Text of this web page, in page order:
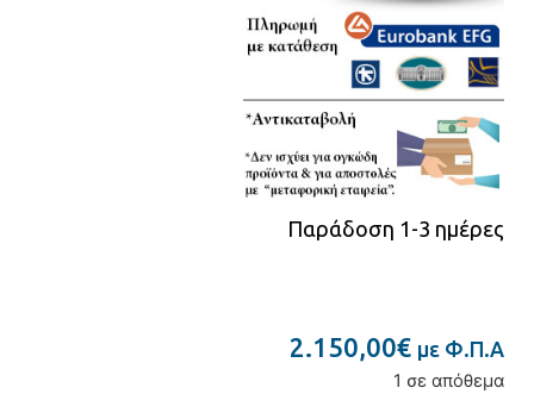
Παράδοση 1-3 ημέρες
2.150,00€ με Φ.Π.Α
1 σε απόθεμα